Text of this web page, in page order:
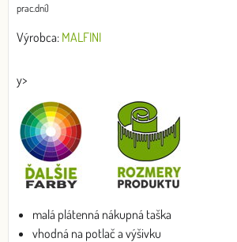
prac.dní)
Výrobca: MALFINI
y>
malá plátenná nákupná taška
vhodná na potlač a výšivku